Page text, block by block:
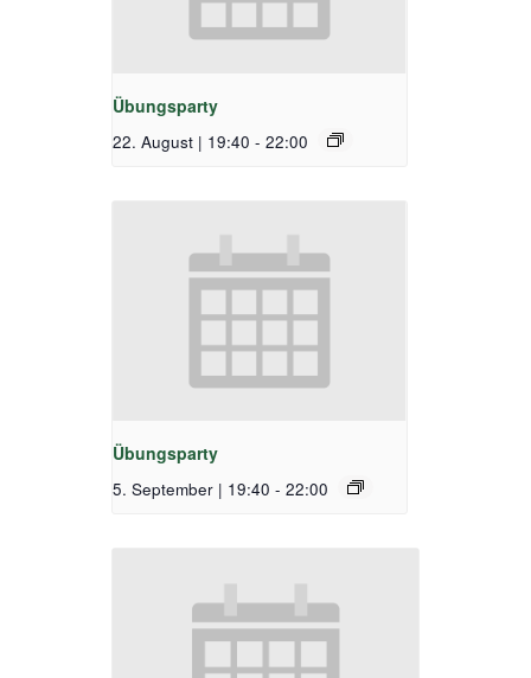
Übungsparty
22. August | 19:40 - 22:00
Übungsparty
5. September | 19:40 - 22:00